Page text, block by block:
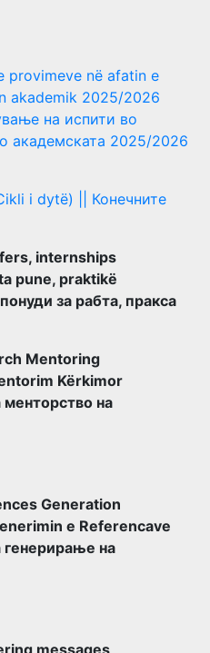
provimeve në afatin e
akademik 2025/2026
на испити во
академската 2025/2026
i dytë) || Конечните
internships
pune, praktikë
за рабта, пракса
Mentoring
Kërkimor
на
Generation
e Referencave
генерирање на
messages